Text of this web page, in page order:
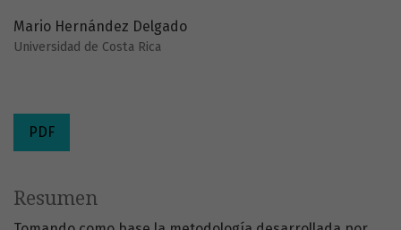
Mario Hernández Delgado
Universidad de Costa Rica
PDF
Resumen